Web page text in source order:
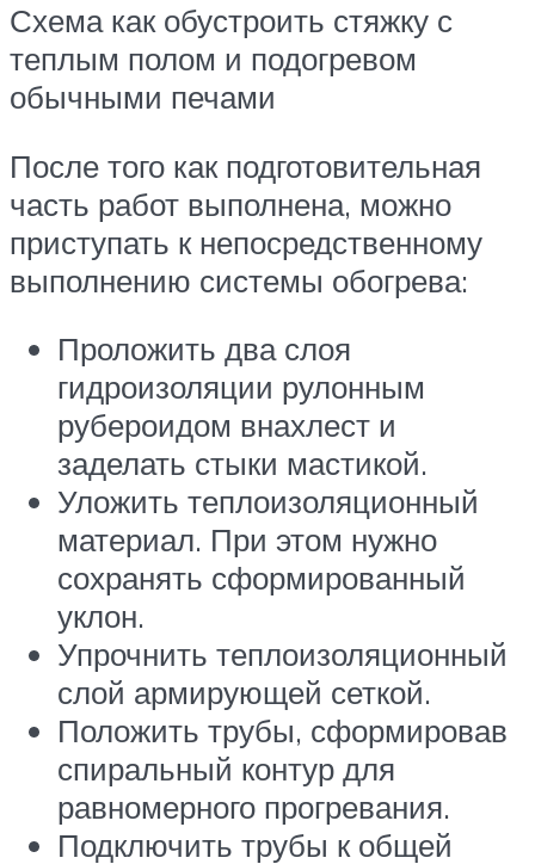
Схема как обустроить стяжку с
теплым полом и подогревом
обычными печами
После того как подготовительная
часть работ выполнена, можно
приступать к непосредственному
выполнению системы обогрева:
Проложить два слоя
гидроизоляции рулонным
рубероидом внахлест и
заделать стыки мастикой.
Уложить теплоизоляционный
материал. При этом нужно
сохранять сформированный
уклон.
Упрочнить теплоизоляционный
слой армирующей сеткой.
Положить трубы, сформировав
спиральный контур для
равномерного прогревания.
Подключить трубы к общей